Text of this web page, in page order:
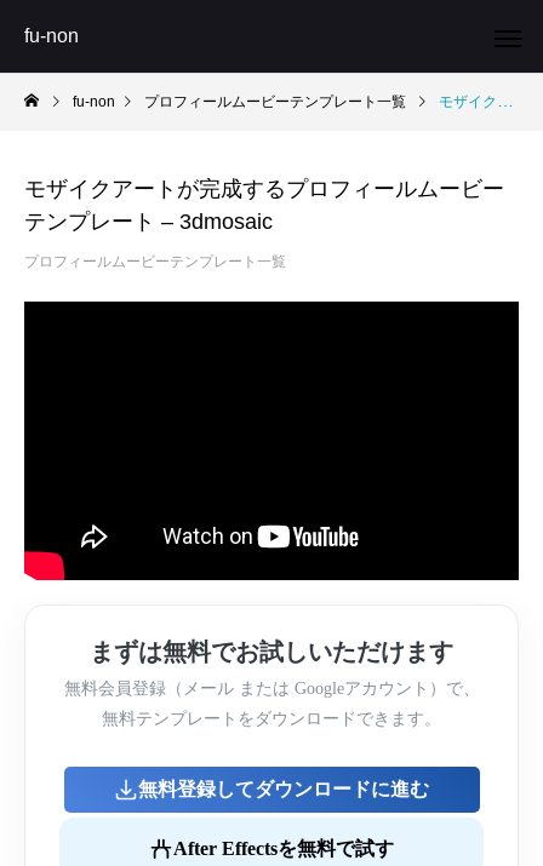
fu-non
fu-non プロフィールムービーテンプレート一覧 モザイクアートが完成するプロフィールムービーテンプレート – 3dmosaic
モザイクアートが完成するプロフィールムービー
テンプレート – 3dmosaic
プロフィールムービーテンプレート一覧
まずは無料でお試しいただけます
無料会員登録（メール または Googleアカウント）で、
無料テンプレートをダウンロードできます。
無料登録してダウンロードに進む
After Effectsを無料で試す